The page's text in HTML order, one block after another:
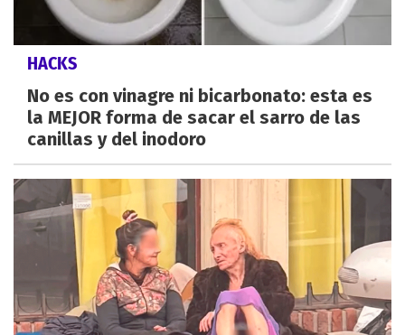
HACKS
No es con vinagre ni bicarbonato: esta es
la MEJOR forma de sacar el sarro de las
canillas y del inodoro